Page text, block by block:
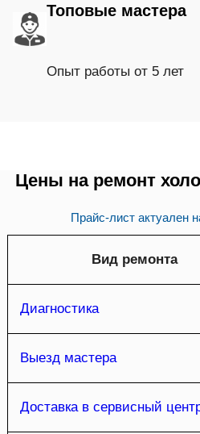
Топовые мастера
Опыт работы от 5 лет
Цены на ремонт
Прайс-лист актуален
Вид ремонта
Диагностика
Выезд мастера
Доставка в сервисный